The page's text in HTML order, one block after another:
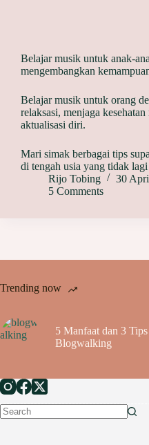
Belajar musik untuk anak-
mengembangkan
Belajar musik untuk orang
relaksasi, menjaga kesehatan
aktualisasi diri.
Mari simak berbagai tips
di tengah usia yang tidak
Rijo Tobing
30
5 Comments
Trending now
5 Manfaat dan 3 Tips
Blogwalking